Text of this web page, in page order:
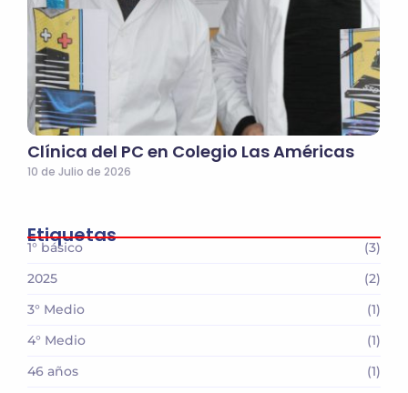
Clínica del PC en Colegio Las Américas
10 de Julio de 2026
Etiquetas
1° básico
(3)
2025
(2)
3° Medio
(1)
4° Medio
(1)
46 años
(1)